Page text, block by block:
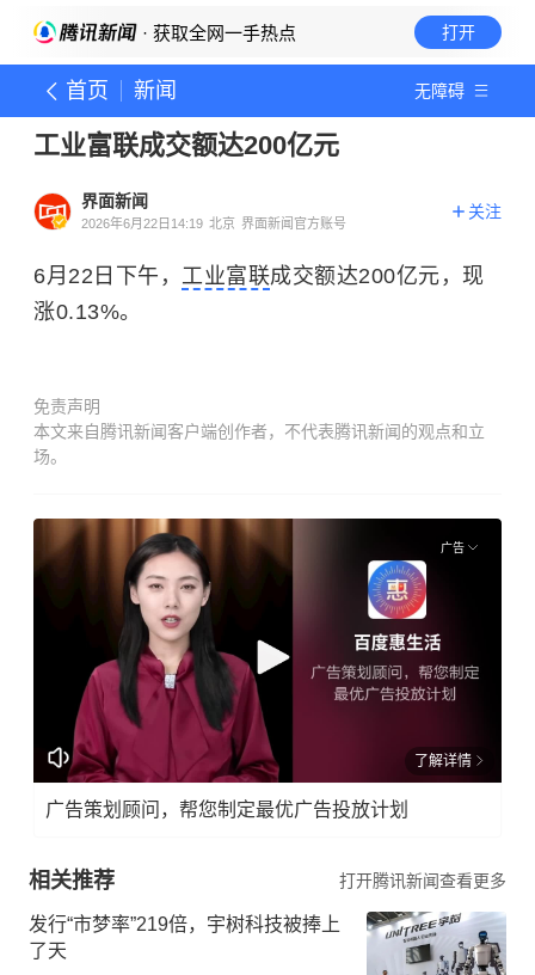
· 获取全网一手热点 打开
首页 新闻 无障碍
工业富联成交额达200亿元
界面新闻
2026年6月22日14:19 北京 界面新闻官方账号
关注
6月22日下午， 工业富联成交额达200亿元，现
涨0.13%。
免责声明
本文来自腾讯新闻客户端创作者，不代表腾讯新闻的观点和立
场。
广告
了解详情
广告策划顾问，帮您制定最优广告投放计划
相关推荐 打开腾讯新闻查看更多
发行“市梦率”219倍，宇树科技被捧上
了天